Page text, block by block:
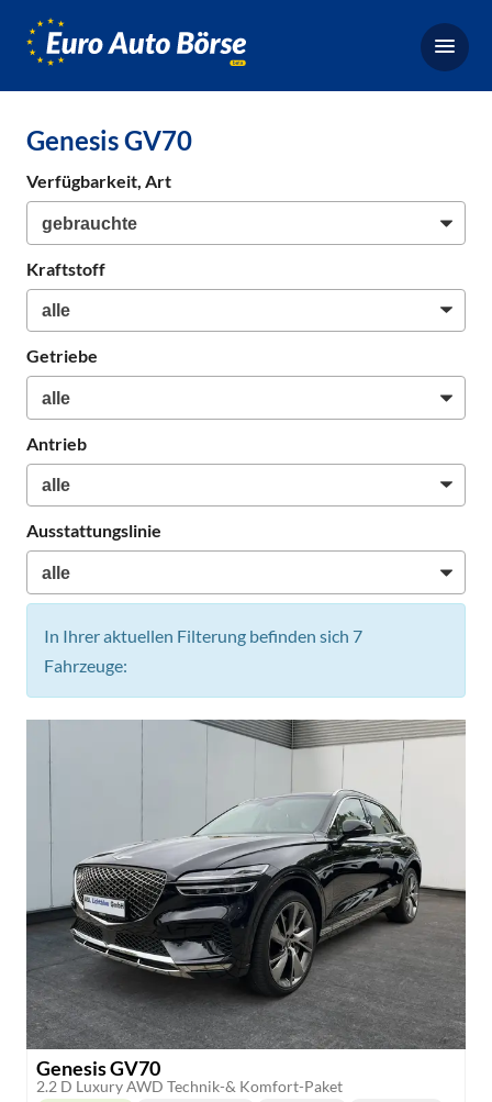
Börse,
Neuwagen
Genesis GV70
Verfügbarkeit, Art
Kraftstoff
Getriebe
Antrieb
Ausstattungslinie
In Ihrer aktuellen Filterung befinden sich 7
Fahrzeuge:
Genesis GV70
2.2 D Luxury AWD Technik-& Komfort-Paket